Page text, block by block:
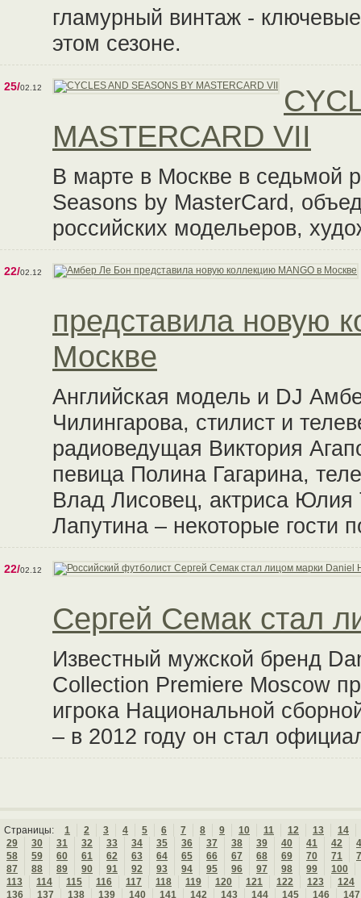
гламурный винтаж -
этом сезоне.
25/02.12
MASTERCARD VII
В марте в Москве в седьмой
Seasons by MasterCard,
российских модельеров,
22/02.12
представила новую
Москве
Английская модель и DJ
Чилингарова, стилист и
радиоведущая Виктория
певица Полина Гагарина,
Влад Лисовец, актриса
Лапутина – некоторые гости
22/02.12
Сергей Семак стал
Известный мужской бренд
Collection Premiere Moscow
игрока Национальной
– в 2012 году он стал
Страницы: 1 2 3 4 5 6 7 8 9 10 11 12 13
14
29
30 31 32 33 34 35 36 37 38 39 40 41 42
58
59 60 61 62 63 64 65 66 67 68 69 70 71
87
88 89 90 91 92 93 94 95 96 97 98 99
100
113
114 115 116 117 118 119 120 121 122 123
124
136
137 138 139 140 141 142 143 144 145 146
147